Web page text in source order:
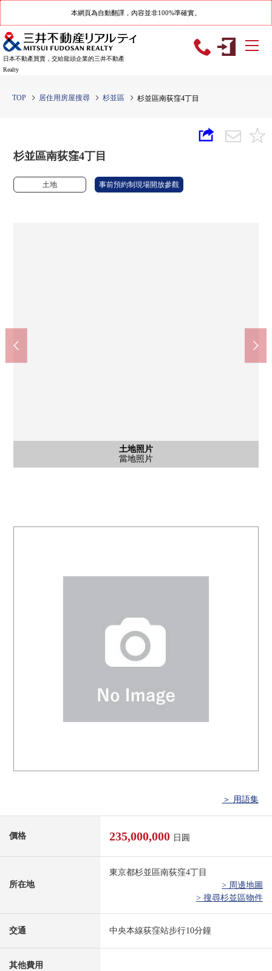
本網頁為自動翻譯，內容並非100%準確實。
日本不動產買賣，交給龍頭企業的三井不動產
Realty
TOP 居住用房屋搜尋 杉並區 杉並區南荻窪4丁目
杉並區南荻窪4丁目
土地 事前預約制現場開放參觀
土地照片
當地照片
土地照片
當地照片
含有前面道路的外觀
當地照片
含有前面道路的外觀
當地照片
含有前面道路的外觀
前面道路
土地照片
當地照片
＞ 用語集
價格 235,000,000 日圓
所在地
東京都杉並區南荻窪4丁目
> 周邊地圖
> 搜尋杉並區物件
交通 中央本線荻窪站步行10分鐘
其他費用